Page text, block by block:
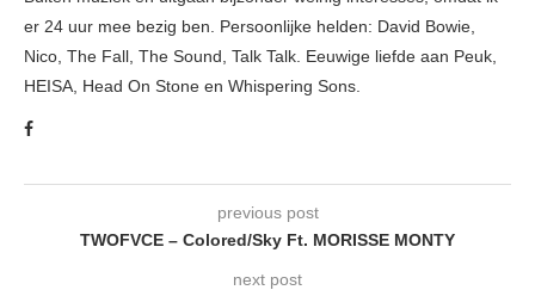
er 24 uur mee bezig ben. Persoonlijke helden: David Bowie,
Nico, The Fall, The Sound, Talk Talk. Eeuwige liefde aan Peuk,
HEISA, Head On Stone en Whispering Sons.
previous post
TWOFVCE – Colored/Sky Ft. MORISSE MONTY
next post